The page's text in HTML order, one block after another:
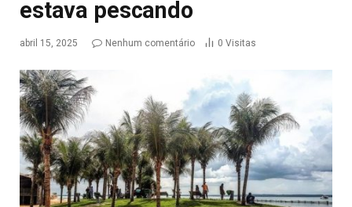
estava pescando
abril 15, 2025 Nenhum comentário 0 Visitas